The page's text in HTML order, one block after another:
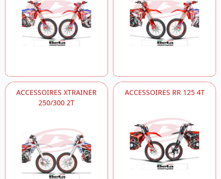
ACCESSOIRES XTRAINER
250/300 2T
ACCESSOIRES RR 125 4T